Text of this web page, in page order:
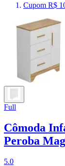
Cupom R$
Full
Cômoda
Peroba
5.0